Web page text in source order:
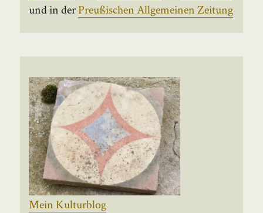
und in derPreußischen Allgemeinen Zeitung
Mein Kulturblog